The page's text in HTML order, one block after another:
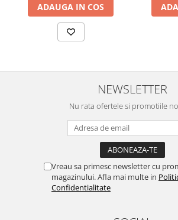
ADAUGA IN COS
NEWSLETTER
Nu rata ofertele si promotiile
Vreau sa primesc newsletter cu
magazinului. Afla mai multe in
Confidentialitate